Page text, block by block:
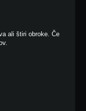
ali štiri obroke. Če